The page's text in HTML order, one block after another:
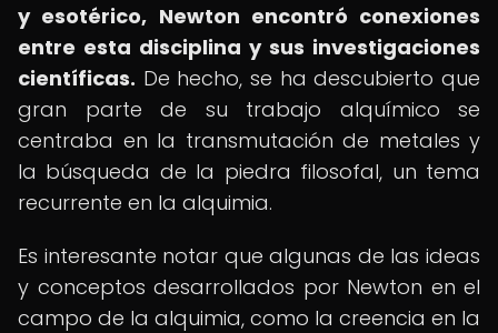
y esotérico, Newton encontró conexiones
entre esta disciplina y sus investigaciones
científicas. De hecho, se ha descubierto que
gran parte de su trabajo alquímico se
centraba en la transmutación de metales y
la búsqueda de la piedra filosofal, un tema
recurrente en la alquimia.
Es interesante notar que algunas de las ideas
y conceptos desarrollados por Newton en el
campo de la alquimia, como la creencia en la